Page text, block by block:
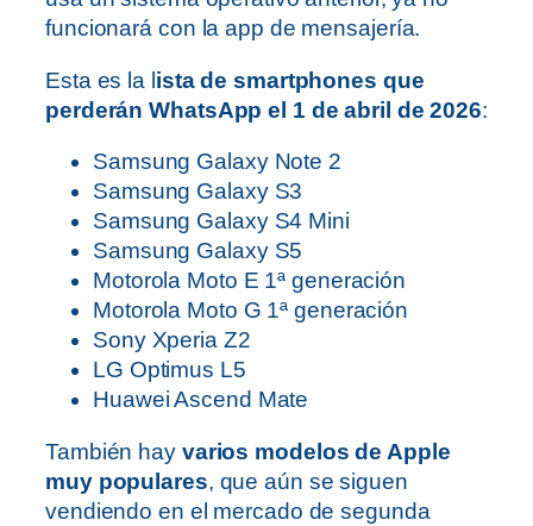
funcionará con la app de mensajería.
Esta es la lista de smartphones que
perderán WhatsApp el 1 de abril de 2026:
Samsung Galaxy Note 2
Samsung Galaxy S3
Samsung Galaxy S4 Mini
Samsung Galaxy S5
Motorola Moto E 1ª generación
Motorola Moto G 1ª generación
Sony Xperia Z2
LG Optimus L5
Huawei Ascend Mate
También hay varios modelos de Apple
muy populares, que aún se siguen
vendiendo en el mercado de segunda